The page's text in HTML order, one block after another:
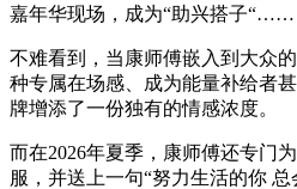
嘉年华现场，成为“助兴搭子“……
不难看到，当康师傅嵌入到大众
种专属在场感、成为能量补给者
牌增添了一份独有的情感浓度。
而在2026年夏季，康师傅还专门
服，并送上一句“努力生活的你 总